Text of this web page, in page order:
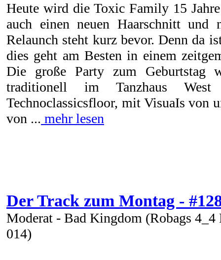
Heute wird die Toxic Family 15
auch einen neuen Haarschnitt und
Relaunch steht kurz bevor. Denn da
dies geht am Besten in einem
Die große Party zum
traditionell im Tanzhaus
Technoclassicsfloor, mit VisuaIs von
von ... mehr lesen
Der Track zum Montag -
Moderat - Bad Kingdom (Robags
014)